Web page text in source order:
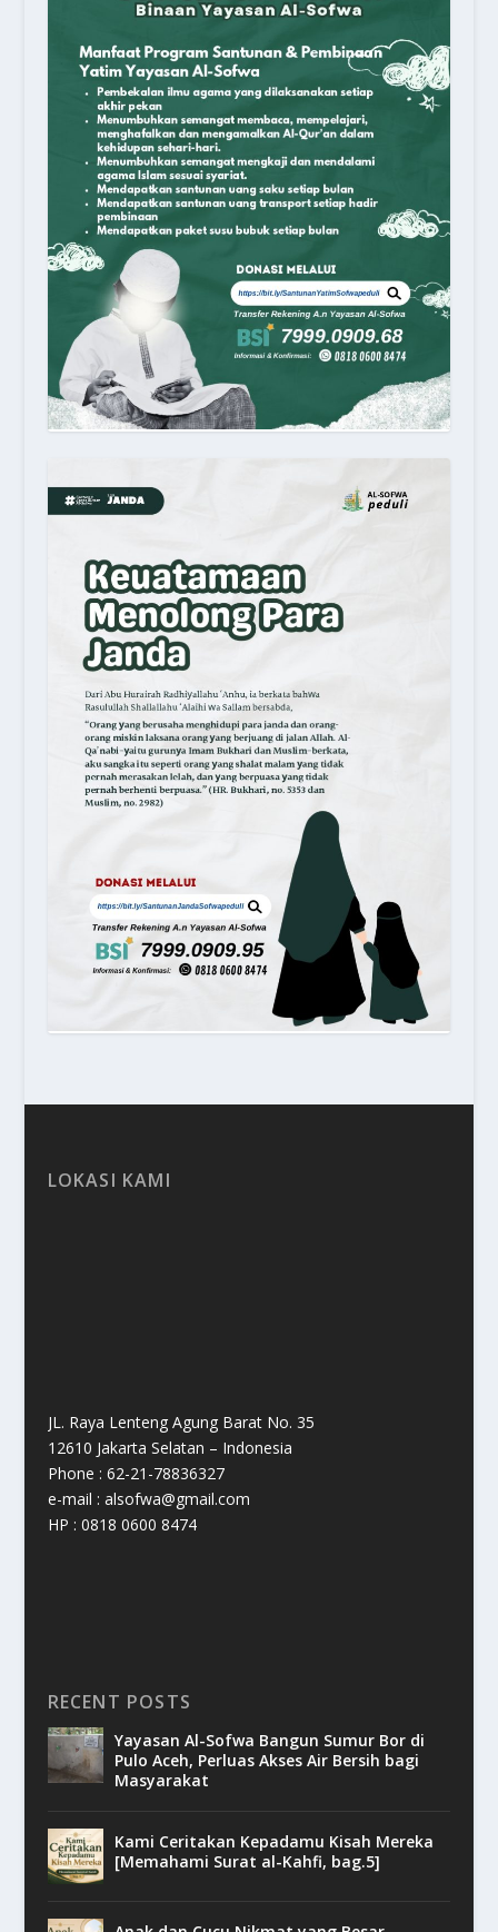
LOKASI KAMI
JL. Raya Lenteng Agung Barat No. 35
12610 Jakarta Selatan – Indonesia
Phone : 62-21-78836327
e-mail : alsofwa@gmail.com
HP : 0818 0600 8474
RECENT POSTS
Yayasan Al-Sofwa Bangun Sumur Bor di
Pulo Aceh, Perluas Akses Air Bersih bagi
Masyarakat
Kami Ceritakan Kepadamu Kisah Mereka
[Memahami Surat al-Kahfi, bag.5]